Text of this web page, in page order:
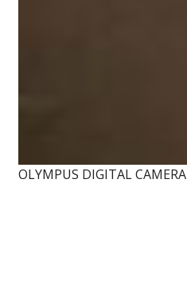
OLYMPUS DIGITAL CAMERA